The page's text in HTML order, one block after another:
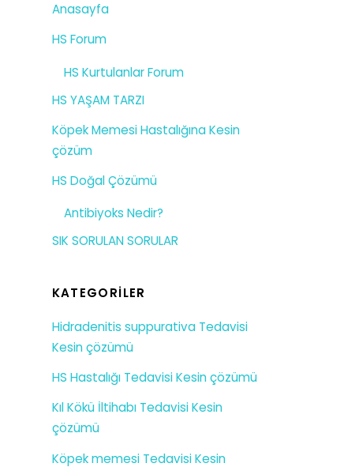
Anasayfa
HS Forum
HS Kurtulanlar Forum
HS YAŞAM TARZI
Köpek Memesi Hastalığına Kesin
çözüm
HS Doğal Çözümü
Antibiyoks Nedir?
SIK SORULAN SORULAR
KATEGORILER
Hidradenitis suppurativa Tedavisi
Kesin çözümü
HS Hastalığı Tedavisi Kesin çözümü
Kıl Kökü İltihabı Tedavisi Kesin
çözümü
Köpek memesi Tedavisi Kesin